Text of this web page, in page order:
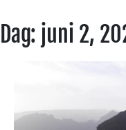
Dag: juni 2,